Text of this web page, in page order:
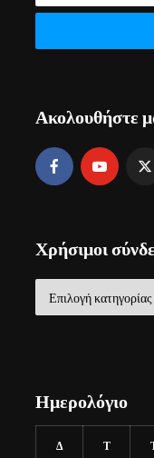
Ακολουθήστε
Χρήσιμοι
σύνδεσμοι
Ημερολόγιο
Δ Τ